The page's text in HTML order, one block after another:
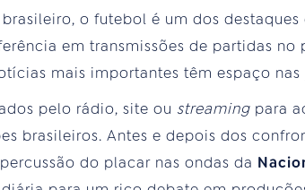
o futebol é um dos
em transmissões de partidas no
mais importantes têm espaço
pelo rádio, site ou streaming para
brasileiros. Antes e depois dos
do placar nas ondas da